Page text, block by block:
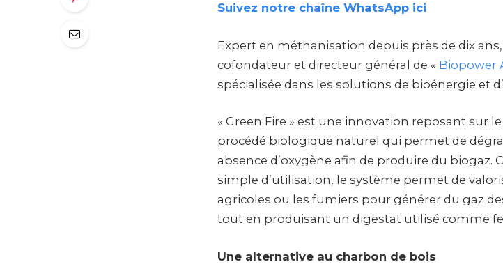
Suivez notre chaîne WhatsApp ici
Expert en méthanisation depuis près de dix
cofondateur et directeur général de « Biopower
spécialisée dans les solutions de bioénergie et
« Green Fire » est une innovation reposant sur
procédé biologique naturel qui permet de
absence d’oxygène afin de produire du
simple d’utilisation, le système permet de
agricoles ou les fumiers pour générer du gaz
tout en produisant un digestat utilisé comme
Une alternative au charbon de bois